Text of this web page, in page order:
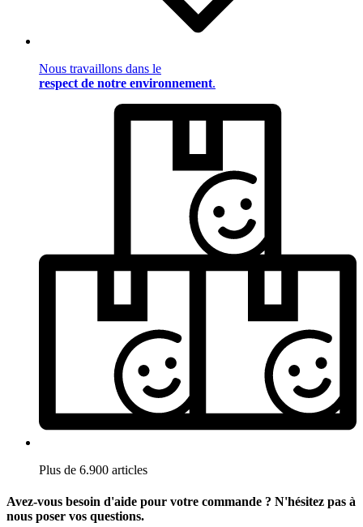
Nous travaillons dans le
respect de notre environnement.
Plus de 6.900 articles
Avez-vous besoin d'aide pour votre commande ? N'hésitez pas à
nous poser vos questions.